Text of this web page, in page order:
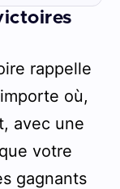
rappelle
où,
avec une
votre
gagnants